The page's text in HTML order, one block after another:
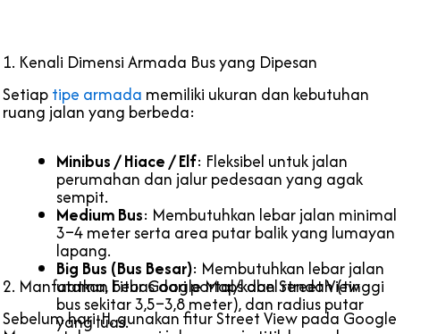
1. Kenali Dimensi Armada Bus yang Dipesan
Setiaptipe armada memiliki ukuran dan kebutuhan
ruang jalan yang berbeda:
Minibus / Hiace / Elf: Fleksibel untuk jalan
perumahan dan jalur pedesaan yang agak
sempit.
Medium Bus: Membutuhkan lebar jalan minimal
3–4 meter serta area putar balik yang lumayan
lapang.
Big Bus (Bus Besar): Membutuhkan lebar jalan
utama, bebas dari portal/kabel rendah (tinggi
bus sekitar 3,5–3,8 meter), dan radius putar
yang luas.
2. Manfaatkan Fitur Google Maps dan Street View
Sebelum hari-H, gunakan fitur Street View pada Google